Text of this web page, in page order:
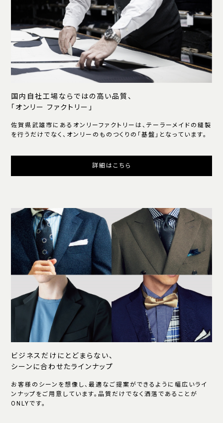
国内自社工場ならではの高い品質、
「オンリー ファクトリー」
佐賀県武雄市にあるオンリーファクトリーは、テーラーメイドの縫製
を行うだけでなく、オンリーのものつくりの「基盤」となっています。
詳細はこちら
ビジネスだけにとどまらない、
シーンに合わせたラインナップ
お客様のシーンを想像し、最適なご提案ができるように幅広いライ
ンナップをご用意しています。品質だけでなく洒落であることが
ONLYです。